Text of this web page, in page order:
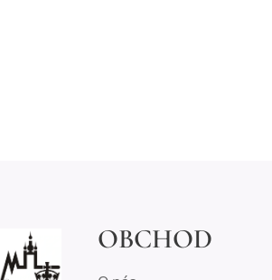
OBCHOD